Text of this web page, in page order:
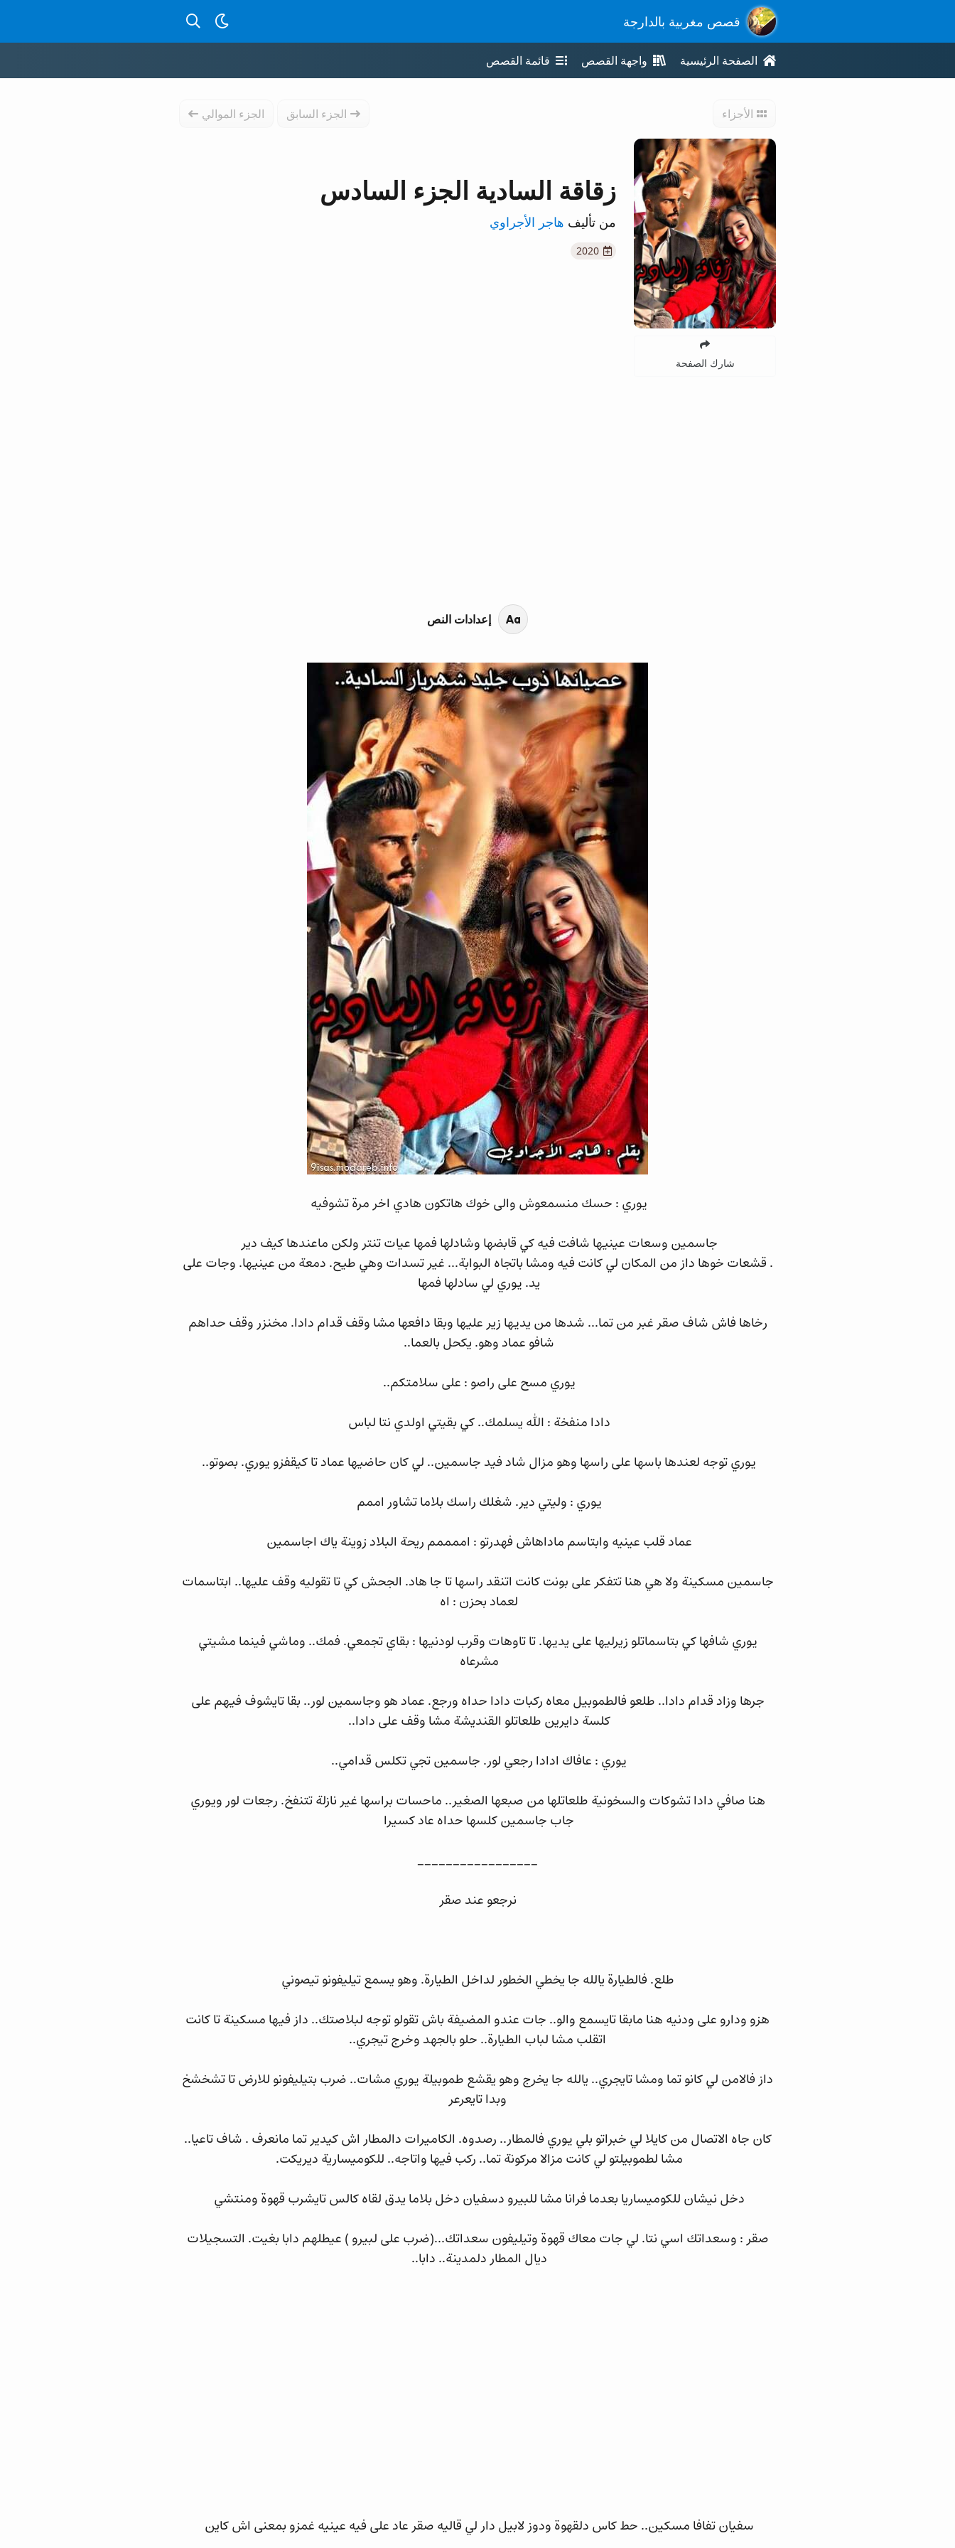
قصص مغربية بالدارجة بحث عن قصص بالدارجة
الصفحة الرئيسية واجهة القصص قائمة القصص
الأجزاء الجزء السابق الجزء الموالي
شارك الصفحة
زقاقة السادية الجزء السادس
من تأليف هاجر الأجراوي
2020
يوري : حسك منسمعوش والى خوك هاتكون هادي اخر مرة تشوفيه
جاسمين وسعات عينيها شافت فيه كي قابضها وشادلها فمها عيات تنتر ولكن ماعندها كيف دير
. قشعات خوها داز من المكان لي كانت فيه ومشا باتجاه البوابة... غير تسدات وهي طيح. دمعة من عينيها. وجات على
يد. يوري لي سادلها فمها
رخاها فاش شاف صقر غبر من تما... شدها من يديها زير عليها وبقا دافعها مشا وقف قدام دادا. مخنزر وقف حداهم
شافو عماد وهو. يكحل بالعما..
يوري مسح على راصو : على سلامتكم..
دادا منفخة : الله يسلمك.. كي بقيتي اولدي نتا لباس
يوري توجه لعندها باسها على راسها وهو مزال شاد فيد جاسمين.. لي كان حاضيها عماد تا كيقفزو يوري. بصوتو..
يوري : وليتي دير. شغلك راسك بلاما تشاور اممم
عماد قلب عينيه وابتاسم ماداهاش فهدرتو : اممممم ريحة البلاد زوينة ياك اجاسمين
جاسمين مسكينة ولا هي هنا تتفكر على بونت كانت اتنقد راسها تا جا هاد. الجحش كي تا تقوليه وقف عليها.. ابتاسمات
لعماد بحزن : اه
يوري شافها كي بتاسماتلو زيرليها على يديها. تا تاوهات وقرب لودنيها : بقاي تجمعي. فمك.. وماشي فينما مشيتي
مشرعاه
جرها وزاد قدام دادا.. طلعو فالطموبيل معاه ركبات دادا حداه ورجع. عماد هو وجاسمين لور.. بقا تايشوف فيهم على
كلسة دايرين طلعاتلو القنديشة مشا وقف على دادا..
يوري : عافاك ادادا رجعي لور. جاسمين تجي تكلس قدامي..
هنا صافي دادا تشوكات والسخونية طلعاتلها من صبعها الصغير.. ماحسات براسها غير نازلة تتنفخ. رجعات لور ويوري
جاب جاسمين كلسها حداه عاد كسيرا
_________________
نرجعو عند صقر
طلع. فالطيارة يالله جا يخطي الخطور لداخل الطيارة. وهو يسمع تيليفونو تيصوني
هزو ودارو على ودنيه هنا مابقا تايسمع والو.. جات عندو المضيفة باش تقولو توجه لبلاصتك.. داز فيها مسكينة تا كانت
اتقلب مشا لباب الطيارة.. حلو بالجهد وخرج تيجري..
داز فالامن لي كانو تما ومشا تايجري.. يالله جا يخرج وهو يقشع طموبيلة يوري مشات.. ضرب بتيليفونو للارض تا تشخشخ
وبدا تايعرعر
كان جاه الاتصال من كايلا لي خبراتو بلي يوري فالمطار.. رصدوه. الكاميرات دالمطار اش كيدير تما مانعرف . شاف تاعيا..
مشا لطموبيلتو لي كانت مزالا مركونة تما.. ركب فيها واتاجه.. للكوميسارية ديريكت.
دخل نيشان للكوميساريا بعدما فرانا مشا للبيرو دسفيان دخل بلاما يدق لقاه كالس تايشرب قهوة ومنتشي
صقر : وسعداتك اسي نتا. لي جات معاك قهوة وتيليفون سعداتك...(ضرب على لبيرو ) عيطلهم دابا بغيت. التسجيلات
ديال المطار دلمدينة.. دابا..
سفيان تفافا مسكين.. حط كاس دلقهوة ودوز لابيل دار لي قاليه صقر عاد على فيه عينيه غمزو بمعنى اش كاين